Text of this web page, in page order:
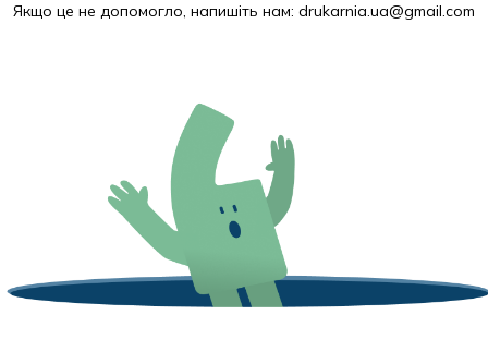
Якщо це не допомогло, напишіть нам: drukarnia.ua@gmail.com